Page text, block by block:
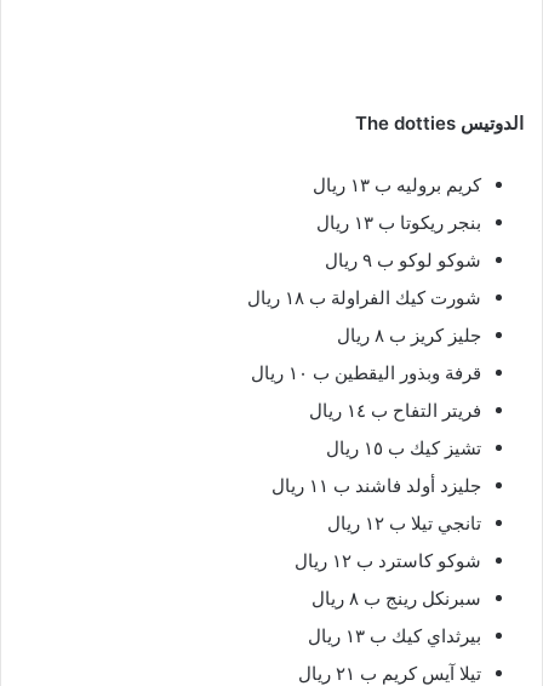
الدوتيس The dotties
كريم بروليه ب ١٣ ريال
بنجر ريكوتا ب ١٣ ريال
شوكو لوكو ب ٩ ريال
شورت كيك الفراولة ب ١٨ ريال
جليز كريز ب ٨ ريال
قرفة وبذور اليقطين ب ١٠ ريال
فريتر التفاح ب ١٤ ريال
تشيز كيك ب ١٥ ريال
جليزد أولد فاشند ب ١١ ريال
تانجي تيلا ب ١٢ ريال
شوكو كاسترد ب ١٢ ريال
سبرنكل رينج ب ٨ ريال
بيرثداي كيك ب ١٣ ريال
تيلا آيس كريم ب ٢١ ريال